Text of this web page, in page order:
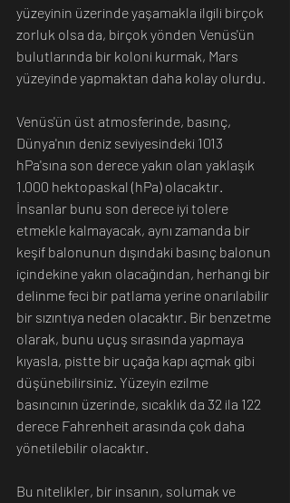
yüzeyinin üzerinde yaşamakla ilgili birçok
zorluk olsa da, birçok yönden Venüs'ün
bulutlarında bir koloni kurmak, Mars
yüzeyinde yapmaktan daha kolay olurdu.
Venüs'ün üst atmosferinde, basınç,
Dünya'nın deniz seviyesindeki 1013
hPa'sına son derece yakın olan yaklaşık
1.000 hektopaskal (hPa) olacaktır.
İnsanlar bunu son derece iyi tolere
etmekle kalmayacak, aynı zamanda bir
keşif balonunun dışındaki basınç balonun
içindekine yakın olacağından, herhangi bir
delinme feci bir patlama yerine onarılabilir
bir sızıntıya neden olacaktır. Bir benzetme
olarak, bunu uçuş sırasında yapmaya
kıyasla, pistte bir uçağa kapı açmak gibi
düşünebilirsiniz. Yüzeyin ezilme
basıncının üzerinde, sıcaklık da 32 ila 122
derece Fahrenheit arasında çok daha
yönetilebilir olacaktır.
Bu nitelikler, bir insanın, solumak ve